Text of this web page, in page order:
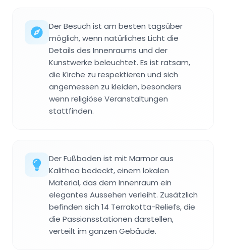
Der Besuch ist am besten tagsüber
möglich, wenn natürliches Licht die
Details des Innenraums und der
Kunstwerke beleuchtet. Es ist ratsam,
die Kirche zu respektieren und sich
angemessen zu kleiden, besonders
wenn religiöse Veranstaltungen
stattfinden.
Der Fußboden ist mit Marmor aus
Kalithea bedeckt, einem lokalen
Material, das dem Innenraum ein
elegantes Aussehen verleiht. Zusätzlich
befinden sich 14 Terrakotta-Reliefs, die
die Passionsstationen darstellen,
verteilt im ganzen Gebäude.